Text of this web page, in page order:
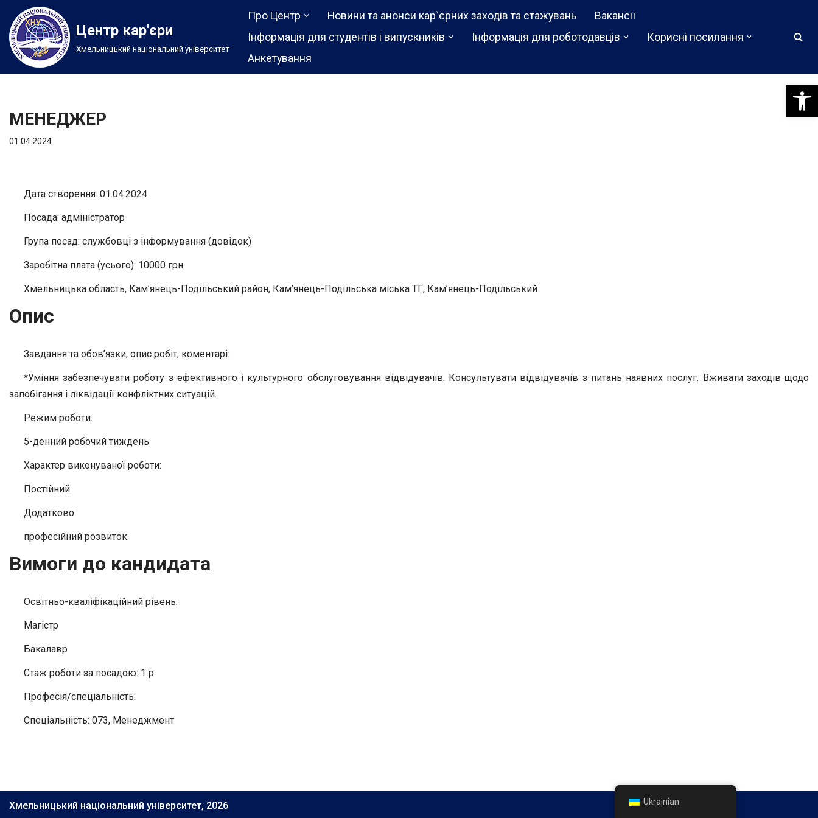
Перейти
до
вмісту
Центр кар'єри
Хмельницький національний університет
Про Центр Новини та анонси кар`єрних заходів та стажувань
Вакансії
Інформація для студентів і випускників
Інформація для роботодавців
Корисні посилання
Анкетування
МЕНЕДЖЕР
01.04.2024
Дата створення: 01.04.2024
Посада: адміністратор
Група посад: службовці з інформування (довідок)
Заробітна плата (усього): 10000 грн
Хмельницька область, Кам’янець-Подільський район, Кам’янець-Подільська міська ТГ, Кам’янець-Подільський
Опис
Завдання та обов’язки, опис робіт, коментарі:
*Уміння забезпечувати роботу з ефективного і культурного обслуговування відвідувачів. Консультувати відвідувачів з питань наявних послуг. Вживати заходів щодо
запобігання і ліквідації конфліктних ситуацій.
Режим роботи:
5-денний робочий тиждень
Характер виконуваної роботи:
Постійний
Додатково:
професійний розвиток
Вимоги до кандидата
Освітньо-кваліфікаційний рівень:
Магістр
Бакалавр
Стаж роботи за посадою: 1 р.
Професія/спеціальність:
Спеціальність: 073, Менеджмент
Хмельницький національний університет, 2026 Ukrainian